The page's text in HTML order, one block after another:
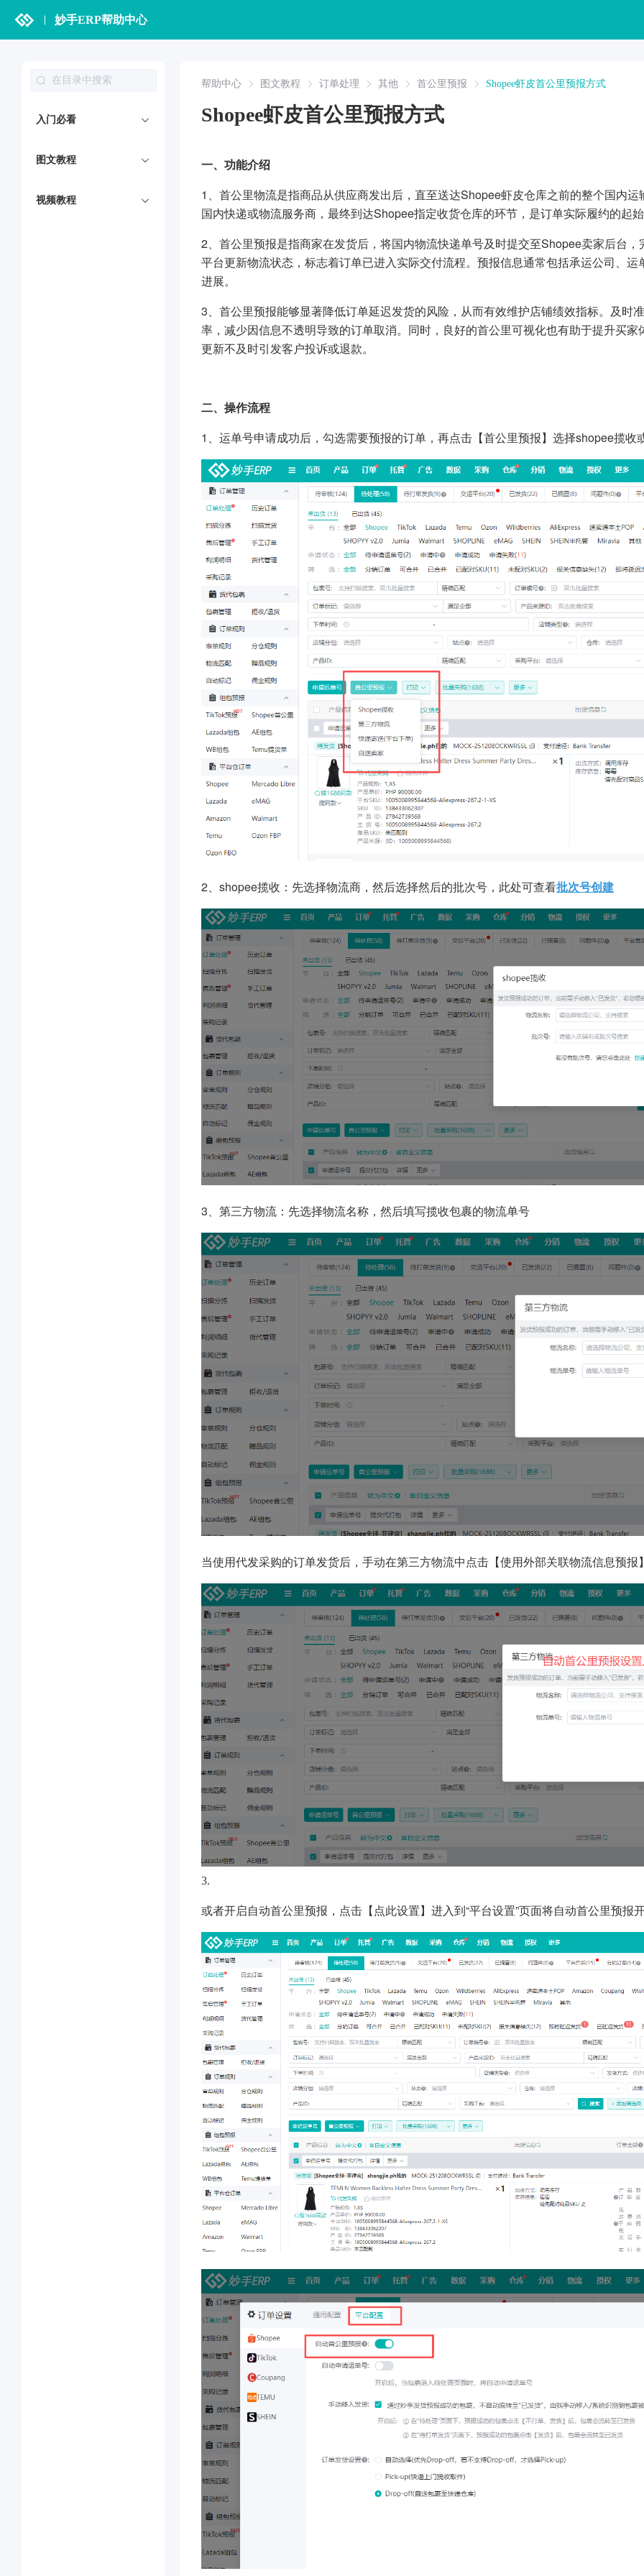
妙手ERP帮助中心
入门必看
图文教程
视频教程
帮助中心 图文教程 订单处理 其他 首公里预报 Shopee虾皮首公里预报方式
Shopee虾皮首公里预报方式
一、功能介绍
1、首公里物流是指商品从供应商发出后，直至送达Shopee虾皮仓库之前的整个国内
国内快递或物流服务商，最终到达Shopee指定收货仓库的环节，是订单实际履约的起
2、首公里预报是指商家在发货后，将国内物流快递单号及时提交至Shopee卖家后台
平台更新物流状态，标志着订单已进入实际交付流程。预报信息通常包括承运公司、
进展。
3、首公里预报能够显著降低订单延迟发货的风险，从而有效维护店铺绩效指标。及时
率，减少因信息不透明导致的订单取消。同时，良好的首公里可视化也有助于提升买
更新不及时引发客户投诉或退款。
二、操作流程
1、运单号申请成功后，勾选需要预报的订单，再点击【首公里预报】选择shopee揽收
2、shopee揽收：先选择物流商，然后选择然后的批次号，此处可查看批次号创建
3、第三方物流：先选择物流名称，然后填写揽收包裹的物流单号
当使用代发采购的订单发货后，手动在第三方物流中点击【使用外部关联物流信息预报
3.
或者开启自动首公里预报，点击【点此设置】进入到“平台设置”页面将自动首公里预报